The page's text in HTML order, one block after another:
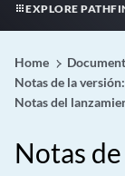
EXPLORE
Home
Notas de la
Notas del
Notas